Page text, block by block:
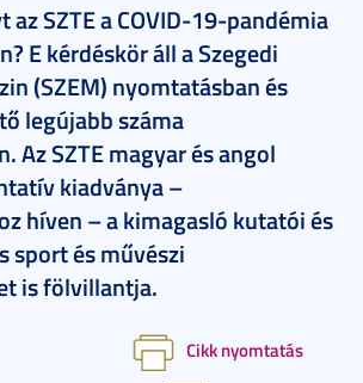
SZTE a COVID-19-pandémia
E kérdéskör áll a Szegedi
(SZEM) nyomtatásban és
legújabb száma
Az SZTE magyar és angol
kiadványa –
híven – a kimagasló kutatói és
sport és művészi
is fölvillantja.
Cikk nyomtatás